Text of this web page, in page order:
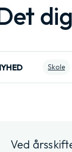
Skole
Ved